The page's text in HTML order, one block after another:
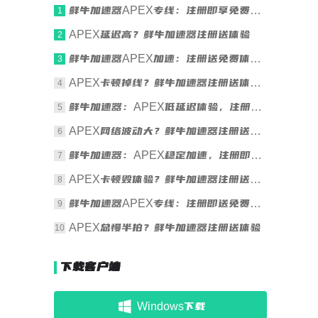
1 鲜牛加速器APEX专线：注册即享免费体验
2 APEX延迟高？鲜牛加速器注册送体验
3 鲜牛加速器APEX加速：注册送免费体验时长
4 APEX卡顿掉线？鲜牛加速器注册送体验时长
5 鲜牛加速器：APEX低延迟体验，注册送时长
6 APEX网络波动大？鲜牛加速器注册送体验
7 鲜牛加速器：APEX稳定加速，注册即享体验
8 APEX卡顿毁体验？鲜牛加速器注册送体验时长
9 鲜牛加速器APEX专线：注册即送免费体验
10 APEX总慢半拍？鲜牛加速器注册送体验
下载客户端
Windows下载